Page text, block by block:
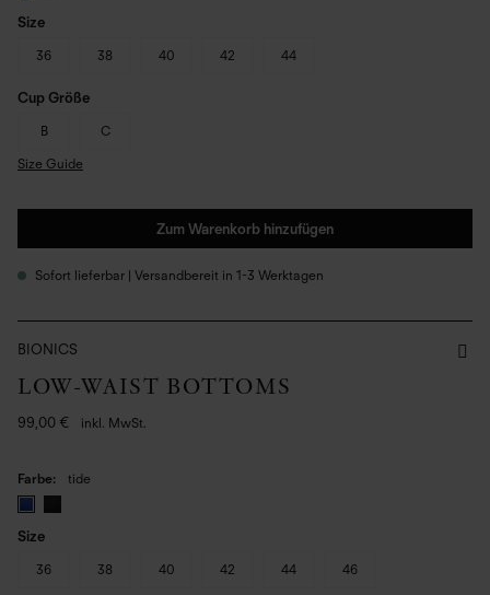
Size
36
38 40 42 44
Cup Größe
B
C
Size Guide
Zum Warenkorb hinzufügen
Sofort lieferbar | Versandbereit in 1-3 Werktagen
BIONICS
LOW-WAIST BOTTOMS
99,00 € inkl. MwSt.
Farbe tide
Size
36
38 40 42 44
46